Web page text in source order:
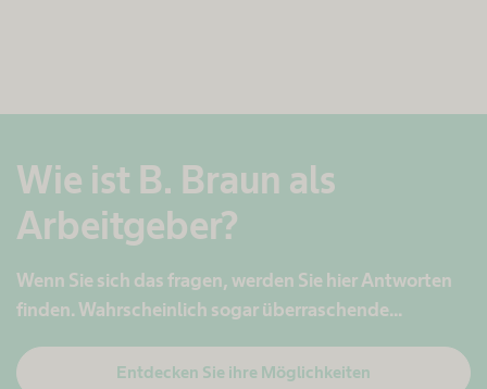
Wie ist B. Braun als
Arbeitgeber?
Wenn Sie sich das fragen, werden Sie hier Antworten
finden. Wahrscheinlich sogar überraschende...
Entdecken Sie ihre Möglichkeiten